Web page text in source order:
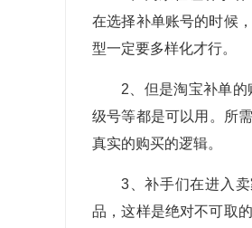
在选择补单账号的时候
型一定要多样化才行。
2、但是淘宝补单
级号等都是可以用。所
真实的购买的逻辑。
3、补手们在进入
品，这样是绝对不可取